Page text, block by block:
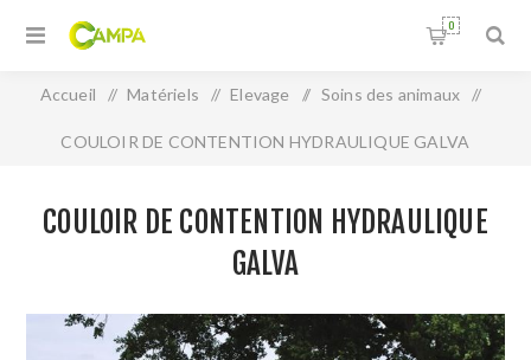
0
Accueil / Matériels / Elevage / Soins des animaux /
COULOIR DE CONTENTION HYDRAULIQUE GALVA
COULOIR DE CONTENTION HYDRAULIQUE
GALVA